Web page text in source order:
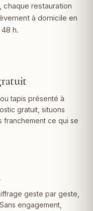
chaque restauration
à domicile en
h.
tapis présenté à
gratuit, situons
franchement ce qui se
geste par geste,
engagement,